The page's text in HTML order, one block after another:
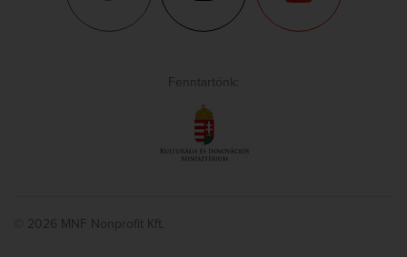
Fenntartónk:
© 2026 MNF Nonprofit Kft.